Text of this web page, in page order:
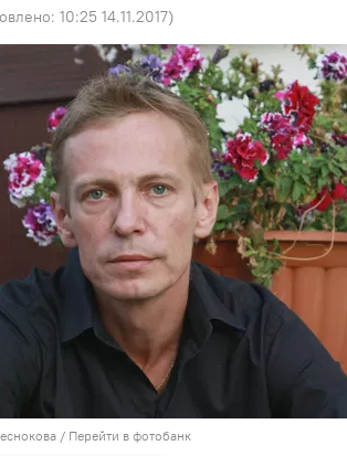
10:25 14.11.2017)
/ Перейти в фотобанк